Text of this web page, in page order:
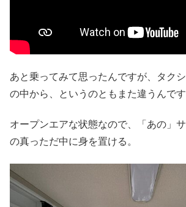
あと乗ってみて思ったんですが、タク
の中から、というのともまた違うんです
オープンエアな状態なので、「あの」
の真っただ中に身を置ける。